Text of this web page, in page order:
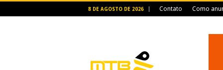
8 DE AGOSTO DE 2026 Contato Como